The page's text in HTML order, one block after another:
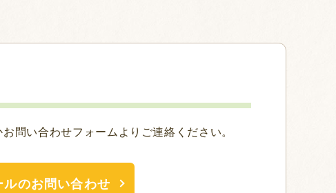
問い合わせフォームよりご連絡ください。
ルのお問い合わせ